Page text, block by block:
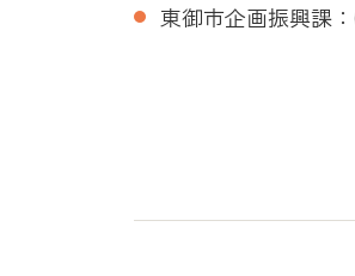
東御市企画振興課